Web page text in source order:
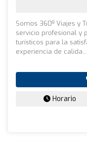
Somos 360º Viajes y
servicio profesional y
turísticos para la
experiencia de calida...
Horario